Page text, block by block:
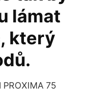
lámat
který
75